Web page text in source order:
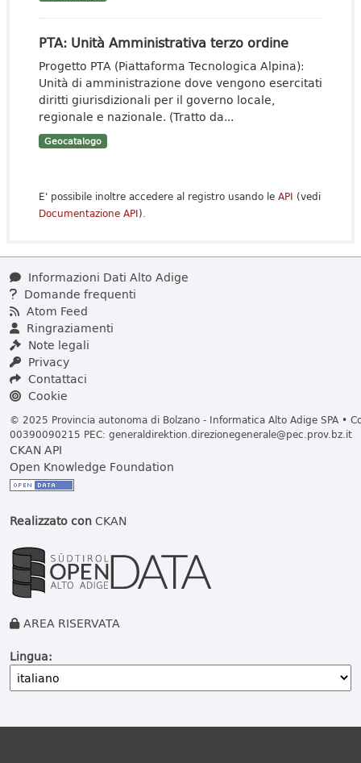
PTA: Unità Amministrativa terzo ordine
Progetto PTA (Piattaforma Tecnologica Alpina):
Unità di amministrazione dove vengono esercitati
diritti giurisdizionali per il governo locale,
regionale e nazionale. (Tratto da...
Geocatalogo
E' possibile inoltre accedere al registro usando le API (vedi
Documentazione API).
Informazioni Dati Alto Adige
Domande frequenti
Atom Feed
Ringraziamenti
Note legali
Privacy
Contattaci
Cookie
© 2025 Provincia autonoma di Bolzano - Informatica Alto Adige SPA •
00390090215 PEC: generaldirektion.direzionegenerale@pec.prov.bz.it
CKAN API
Open Knowledge Foundation
Realizzato conCKAN
AREA RISERVATA
Lingua